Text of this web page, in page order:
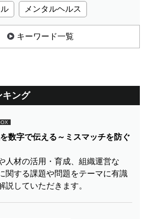
メンタルヘルス
キーワード一覧
キング
数字で伝える～ミスマッチを防ぐ
人材の活用・育成、組織運営な
関する課題や問題をテーマに有識
説していただきます。